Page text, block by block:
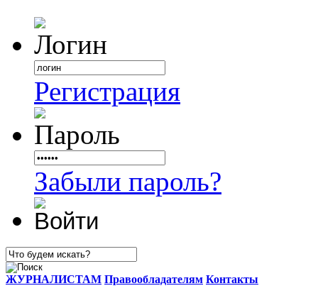
Регистрация
Забыли пароль?
ЖУРНАЛИСТАМ Правообладателям Контакты